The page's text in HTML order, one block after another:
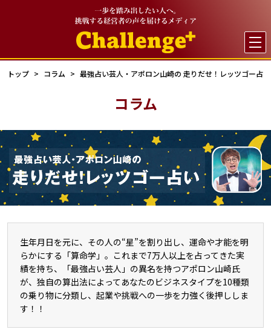

トップ コラム 最強占い芸人・アポロン山崎の 走りだせ！レッツゴー占い
コラム
生年月日を元に、その人の“星”を割り出し、運命や才能を明
らかにする「算命学」。これまで7万人以上を占ってきた実
績を持ち、「最強占い芸人」の異名を持つアポロン山崎氏
が、独自の算出法によってあなたのビジネスタイプを10種類
の乗り物に分類し、起業や挑戦への一歩を力強く後押ししま
す！！